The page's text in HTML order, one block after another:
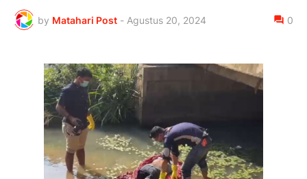
by Matahari Post - Agustus 20, 2024 0